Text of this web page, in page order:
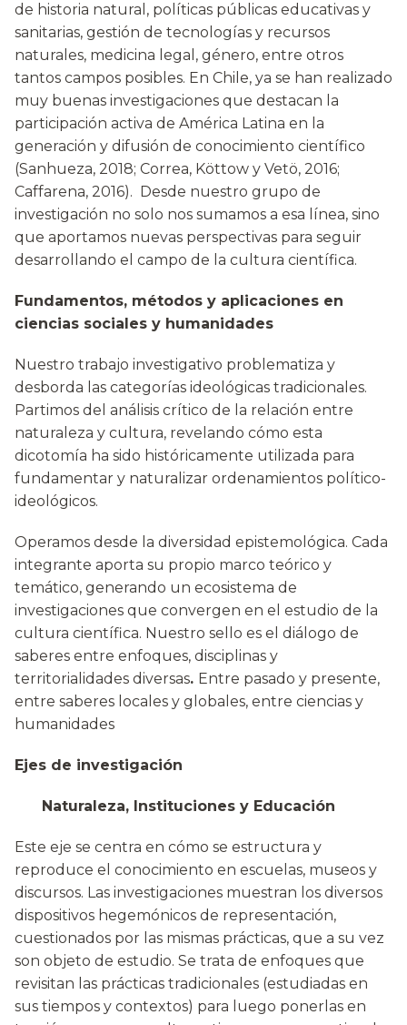
de historia natural, políticas públicas educativas y
sanitarias, gestión de tecnologías y recursos
naturales, medicina legal, género, entre otros
tantos campos posibles. En Chile, ya se han realizado
muy buenas investigaciones que destacan la
participación activa de América Latina en la
generación y difusión de conocimiento científico
(Sanhueza, 2018; Correa, Köttow y Vetö, 2016;
Caffarena, 2016). Desde nuestro grupo de
investigación no solo nos sumamos a esa línea, sino
que aportamos nuevas perspectivas para seguir
desarrollando el campo de la cultura científica.
Fundamentos, métodos y aplicaciones en
ciencias sociales y humanidades
Nuestro trabajo investigativo problematiza y
desborda las categorías ideológicas tradicionales.
Partimos del análisis crítico de la relación entre
naturaleza y cultura, revelando cómo esta
dicotomía ha sido históricamente utilizada para
fundamentar y naturalizar ordenamientos político-
ideológicos.
Operamos desde la diversidad epistemológica. Cada
integrante aporta su propio marco teórico y
temático, generando un ecosistema de
investigaciones que convergen en el estudio de la
cultura científica. Nuestro sello es el diálogo de
saberes entre enfoques, disciplinas y
territorialidades diversas. Entre pasado y presente,
entre saberes locales y globales, entre ciencias y
humanidades
Ejes de investigación
Naturaleza, Instituciones y Educación
Este eje se centra en cómo se estructura y
reproduce el conocimiento en escuelas, museos y
discursos. Las investigaciones muestran los diversos
dispositivos hegemónicos de representación,
cuestionados por las mismas prácticas, que a su vez
son objeto de estudio. Se trata de enfoques que
revisitan las prácticas tradicionales (estudiadas en
sus tiempos y contextos) para luego ponerlas en